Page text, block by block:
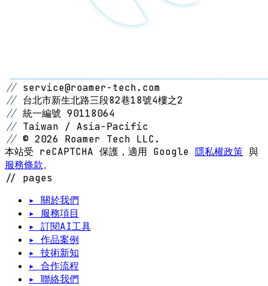
// service@roamer-tech.com
// 台北市新生北路三段82巷18號4樓之2
// 統一編號 90118064
// Taiwan / Asia-Pacific
// © 2026 Roamer Tech LLC.
本站受 reCAPTCHA 保護，適用 Google 隱私權政策 與
服務條款。
// pages
▸ 關於我們
▸ 服務項目
▸ 訂閱AI工具
▸ 作品案例
▸ 技術新知
▸ 合作流程
▸ 聯絡我們